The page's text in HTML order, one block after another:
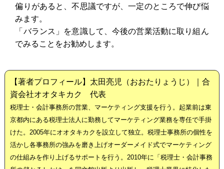
偏りがあると、不思議ですが、一定のところで伸び悩
みます。
「バランス」を意識して、今後の営業活動に取り組ん
でみることをお勧めします。
【著者プロフィール】太田亮児（おおたりょうじ）｜合
資会社オオタキカク 代表
税理士・会計事務所の営業、マーケティング支援を行う。起業前は東
京都内にある税理士法人に勤務してマーケティング業務を専任で手掛
けた。2005年にオオタキカクを設立して独立。税理士事務所の個性を
活かし各事務所の強みを磨き上げオーダーメイド式でマーケティング
の仕組みを作り上げるサポートを行う。2010年に「税理士・会計事務